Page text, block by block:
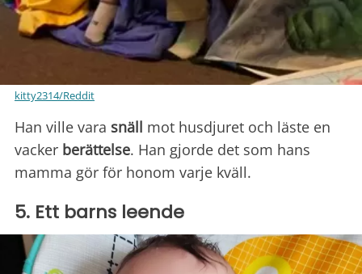
kitty2314/Reddit
Han ville vara snäll mot husdjuret och läste en
vacker berättelse. Han gjorde det som hans
mamma gör för honom varje kväll.
5. Ett barns leende